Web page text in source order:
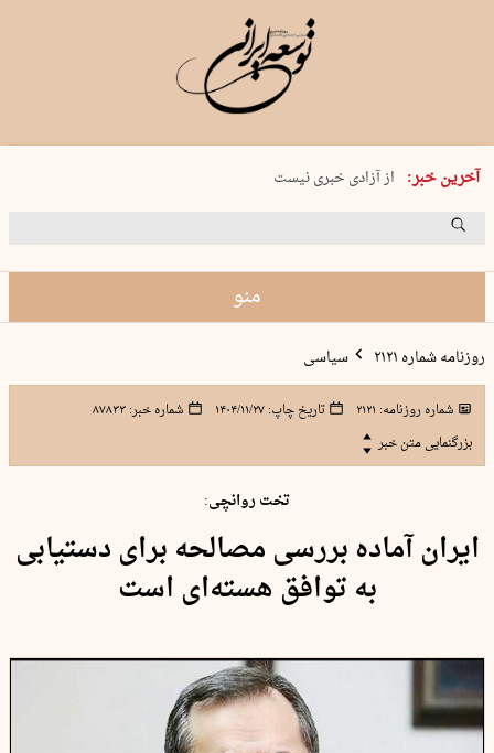
آخرین خبر:
یکشنبه 18 مرداد 1405 شماره 2245
از آزادی خبری نیست
۸۸۸ نفر سال گذشته بر اثر غرق‌شدگی جان …
منو
روزنامه شماره ۲۱۲۱ سیاسی
شماره روزنامه: ۲۱۲۱ تاریخ چاپ:۱۴۰۴/۱۱/۲۷ شماره خبر:۸۷۸۳۳
بزرگنمایی متن خبر
تخت روانچی:
ایران آماده بررسی مصالحه برای دستیابی
به توافق هسته‌ای است